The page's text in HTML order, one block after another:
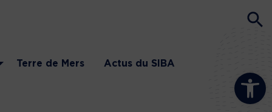
Ouvrir la
Terre de Mers Actus du SIBA